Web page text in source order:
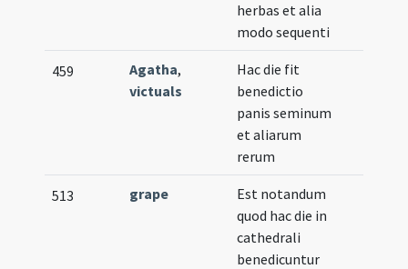
herbas et alia
modo sequenti
459 Agatha,
victuals
Hac die fit
benedictio
panis seminum
et aliarum
rerum
513 grape
Est notandum
quod hac die in
cathedrali
benedicuntur